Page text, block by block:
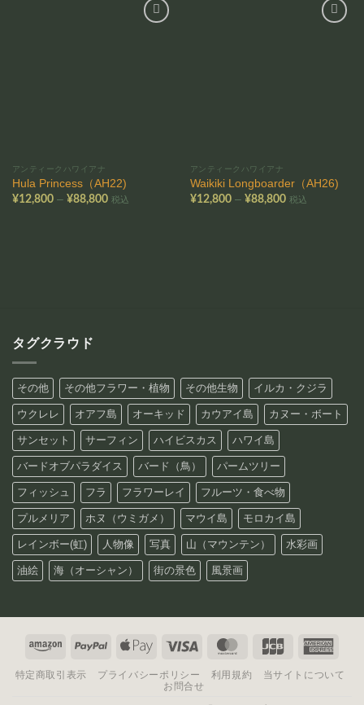
アンティークハワイアナ
Hula Princess（AH22)
¥12,800 – ¥88,800価税込
アンティークハワイアナ
Waikiki Longboarder（AH26)
¥12,800 – ¥88,800価税込
タグクラウド
その他 その他フラワー・植物 その他生物 イルカ・クジラ
ウクレレ オアフ島 オーキッド カウアイ島 カヌー・ボート
サンセット サーフィン ハイビスカス ハワイ島
バードオブパラダイス バード（鳥） パームツリー
フィッシュ フラ フラワーレイ フルーツ・食べ物
プルメリア ホヌ（ウミガメ） マウイ島 モロカイ島
レインボー(虹) 人物像 写真 山（マウンテン） 水彩画
油絵 海（オーシャン） 街の景色 風景画
Amazon PayPal
Apple
Visa MasterCardJCB
特定商取引表示 プライバシーポリシー 利用規約
当サイトについて
お問合せ